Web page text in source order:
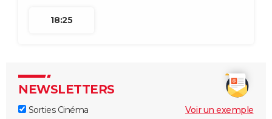
18:25
NEWSLETTERS
Sorties Cinéma
Voir un exemple